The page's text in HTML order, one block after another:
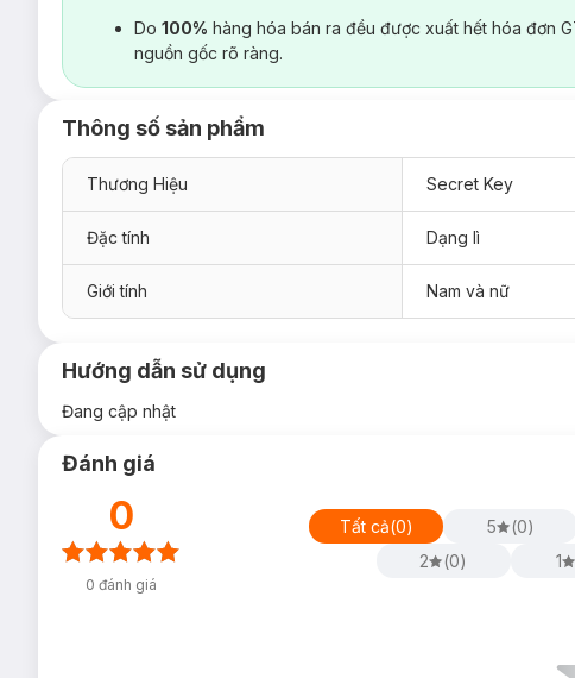
Do 100% hàng hóa bán ra đều được xuất hết hóa đơn
nguồn gốc rõ ràng.
Thông số sản phẩm
Thương Hiệu Secret Key
Đặc tính Dạng lì
Giới tính Nam và nữ
Hướng dẫn sử dụng
Đang cập nhật
Đánh giá
0
0 đánh giá
Tất cả(0) 5 (0)
2
(0) 1